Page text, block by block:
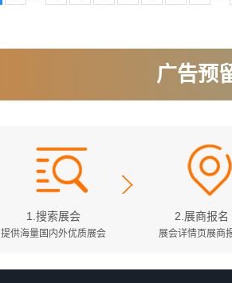
广告预
1.搜索展会
提供海量国内外优质展会
2.展商报名
展会详情页展商